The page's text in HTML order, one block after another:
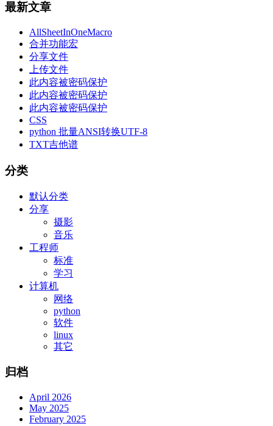
最新文章
AllSheetInOneMacro
合并功能宏
分享文件
上传文件
此内容被密码保护
此内容被密码保护
此内容被密码保护
CSS
python 批量ANSI转换UTF-8
TXT吉他谱
分类
默认分类
分享
摄影
音乐
工程师
标准
学习
计算机
网络
python
软件
linux
其它
归档
April 2026
May 2025
February 2025